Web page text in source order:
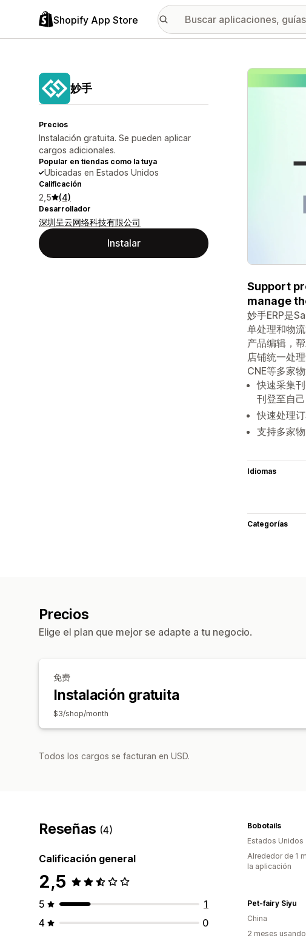
Shopify App Store
妙手
Precios
Instalación gratuita. Se pueden aplicar
cargos adicionales.
Popular en tiendas como la tuya
Ubicadas en Estados Unidos
Calificación
2,5 (4)
Desarrollador
深圳呈云网络科技有限公司
Instalar
Galería de
Support
manage
妙手ERP是
单处理和物
产品编辑，
店铺统一处
CNE等多家
快速采集
刊登至自
快速处理
支持多家
Idiomas
Categorías
Precios
Elige el plan que mejor se adapte a tu negocio.
免费
Instalación gratuita
$3/shop/month
Todos los cargos se facturan en USD.
Reseñas (4)
Calificación general
2,5
5
1
4
0
Bobotails
Estados Unidos
Alrededor de 1
la aplicación
Pet-fairy Siyu
China
2 meses